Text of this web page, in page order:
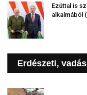
Ezúttal is
alkalmából
Erdészeti,